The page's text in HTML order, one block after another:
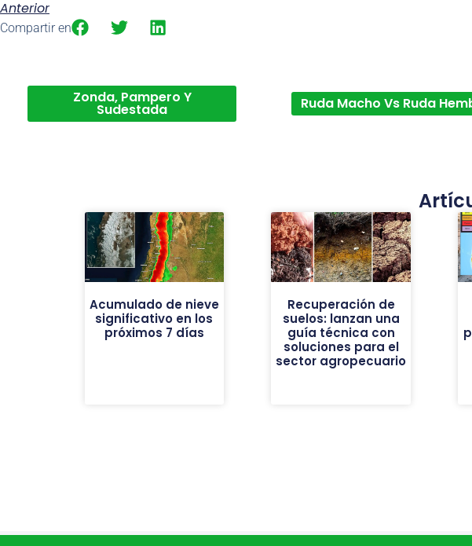
Anterior
Compartir en
Zonda, Pampero Y
Sudestada Ruda Macho Vs Ruda
Acumulado de nieve
significativo en los
próximos 7 días
Recuperación de
suelos: lanzan una
guía técnica con
soluciones para el
sector agropecuario